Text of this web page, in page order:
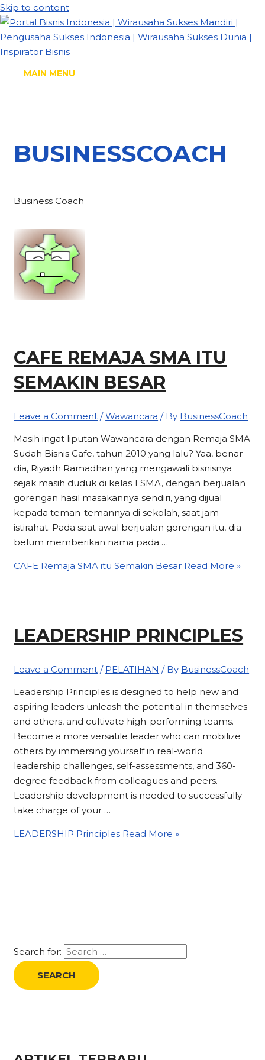
Skip to content
MAIN MENU
BUSINESSCOACH
Business Coach
CAFE REMAJA SMA ITU
SEMAKIN BESAR
Leave a Comment /Wawancara / By BusinessCoach
Masih ingat liputan Wawancara dengan Remaja SMA
Sudah Bisnis Cafe, tahun 2010 yang lalu? Yaa, benar
dia, Riyadh Ramadhan yang mengawali bisnisnya
sejak masih duduk di kelas 1 SMA, dengan berjualan
gorengan hasil masakannya sendiri, yang dijual
kepada teman-temannya di sekolah, saat jam
istirahat. Pada saat awal berjualan gorengan itu, dia
belum memberikan nama pada …
CAFE Remaja SMA itu Semakin Besar Read More »
LEADERSHIP PRINCIPLES
Leave a Comment / PELATIHAN / By BusinessCoach
Leadership Principles is designed to help new and
aspiring leaders unleash the potential in themselves
and others, and cultivate high-performing teams.
Become a more versatile leader who can mobilize
others by immersing yourself in real-world
leadership challenges, self-assessments, and 360-
degree feedback from colleagues and peers.
Leadership development is needed to successfully
take charge of your …
LEADERSHIP Principles Read More »
Search for: